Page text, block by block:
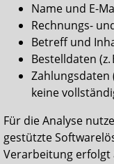
Name und E-
Rechnungs-
Betreff und
Bestelldaten
Zahlungsdaten
keine
Für die Analyse
gestützte
Verarbeitung